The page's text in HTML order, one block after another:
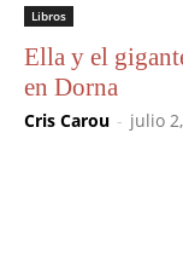
Libros
Ella y el
en Dorna
Cris Carou - julio